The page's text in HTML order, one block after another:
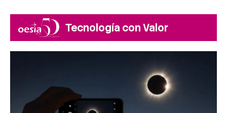
Tecnología con Valor